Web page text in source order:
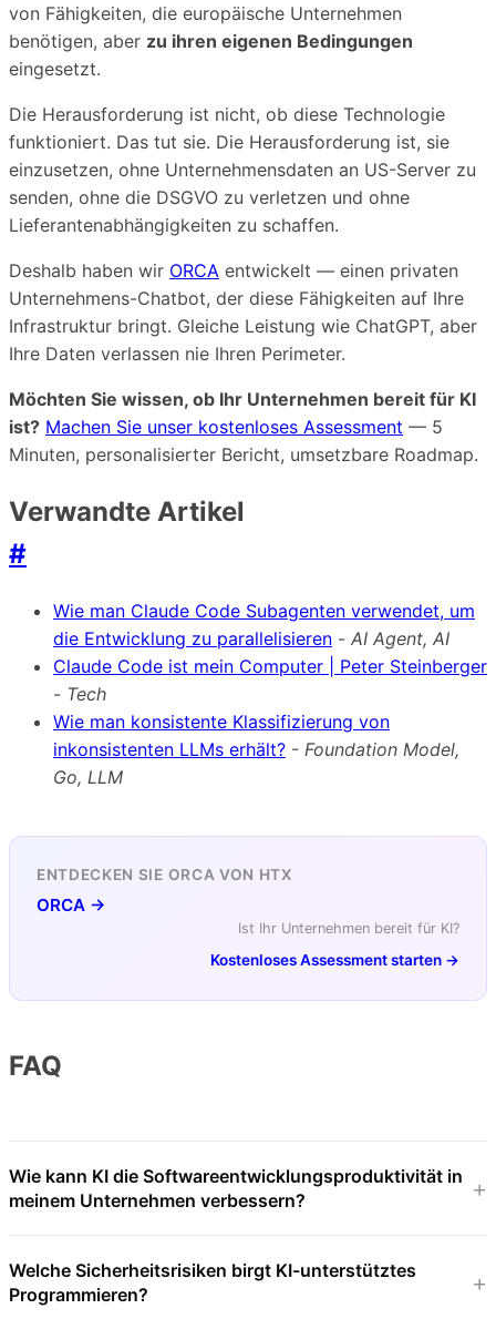
von Fähigkeiten, die europäische Unternehmen
benötigen, aber zu ihren eigenen Bedingungen
eingesetzt.
Die Herausforderung ist nicht, ob diese Technologie
funktioniert. Das tut sie. Die Herausforderung ist, sie
einzusetzen, ohne Unternehmensdaten an US-Server zu
senden, ohne die DSGVO zu verletzen und ohne
Lieferantenabhängigkeiten zu schaffen.
Deshalb haben wir ORCA entwickelt — einen privaten
Unternehmens-Chatbot, der diese Fähigkeiten auf Ihre
Infrastruktur bringt. Gleiche Leistung wie ChatGPT, aber
Ihre Daten verlassen nie Ihren Perimeter.
Möchten Sie wissen, ob Ihr Unternehmen bereit für KI
ist? Machen Sie unser kostenloses Assessment — 5
Minuten, personalisierter Bericht, umsetzbare Roadmap.
Verwandte Artikel
#
Wie man Claude Code Subagenten verwendet, um
die Entwicklung zu parallelisieren - AI Agent, AI
Claude Code ist mein Computer | Peter Steinberger
- Tech
Wie man konsistente Klassifizierung von
inkonsistenten LLMs erhält? - Foundation Model,
Go, LLM
ENTDECKEN SIE ORCA VON HTX
ORCA →
Ist Ihr Unternehmen bereit für KI?
Kostenloses Assessment starten →
FAQ
Wie kann KI die Softwareentwicklungsproduktivität in
meinem Unternehmen verbessern?
Welche Sicherheitsrisiken birgt KI-unterstütztes
Programmieren?